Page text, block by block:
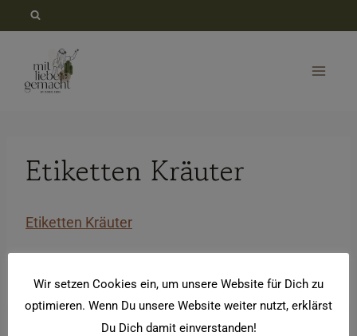
springen
Etiketten Kräuter
Etiketten Kräuter
Wir setzen Cookies ein, um unsere Website für Dich zu
optimieren. Wenn Du unsere Website weiter nutzt, erklärst
Du Dich damit einverstanden!